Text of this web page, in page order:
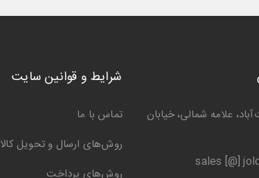
علامه شمالی، خیابان
sales [@]
شرایط و قوانین سایت
تماس با ما
روش‌های ارسال و تحویل کالا
روش‌های پرداخت